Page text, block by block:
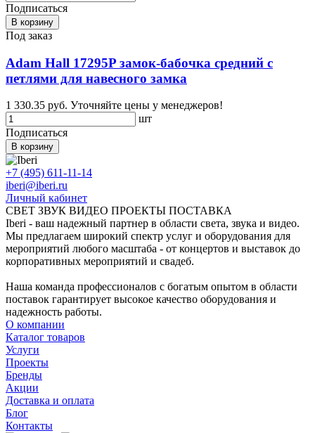
Подписаться
В корзину
Под заказ
Adam Hall 17295P замок-бабочка средний с
петлями для навесного замка
1 330.35 руб. Уточняйте цены у менеджеров!
шт
Подписаться
В корзину
+7 (495) 611-11-14
iberi@iberi.ru
Личный кабинет
СВЕТ ЗВУК ВИДЕО ПРОЕКТЫ ПОСТАВКА
Iberi - ваш надежный партнер в области света, звука и видео.
Мы предлагаем широкий спектр услуг и оборудования для
мероприятий любого масштаба - от концертов и выставок до
корпоративных мероприятий и свадеб.
Наша команда профессионалов с богатым опытом в области
поставок гарантирует высокое качество оборудования и
надежность работы.
О компании
Каталог товаров
Услуги
Проекты
Бренды
Акции
Доставка и оплата
Блог
Контакты